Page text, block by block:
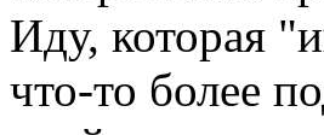
Иду, которая
что-то более